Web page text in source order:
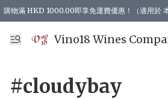
購物滿 HKD 1000.00即享免運費優惠！（適用於
Vino18 Wines
#cloudybay